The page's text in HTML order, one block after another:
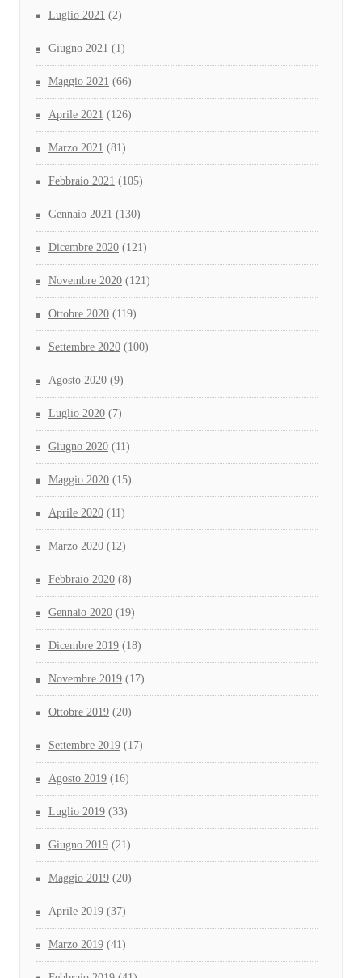
Luglio 2021 (2)
Giugno 2021 (1)
Maggio 2021 (66)
Aprile 2021 (126)
Marzo 2021 (81)
Febbraio 2021 (105)
Gennaio 2021 (130)
Dicembre 2020 (121)
Novembre 2020 (121)
Ottobre 2020 (119)
Settembre 2020 (100)
Agosto 2020 (9)
Luglio 2020 (7)
Giugno 2020 (11)
Maggio 2020 (15)
Aprile 2020 (11)
Marzo 2020 (12)
Febbraio 2020 (8)
Gennaio 2020 (19)
Dicembre 2019 (18)
Novembre 2019 (17)
Ottobre 2019 (20)
Settembre 2019 (17)
Agosto 2019 (16)
Luglio 2019 (33)
Giugno 2019 (21)
Maggio 2019 (20)
Aprile 2019 (37)
Marzo 2019 (41)